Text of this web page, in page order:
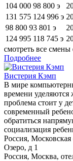
104 000 98 800 э
131 575 124 996 э
98 800 93 801 э
124 995 118 745 э
смотреть все смены
Подробнее
Вистерия Кэмп
В мире
времени
проблема стоит у
современный
обратиться
социализация
Россия,
Озеро, д 1
Россия, Москва,